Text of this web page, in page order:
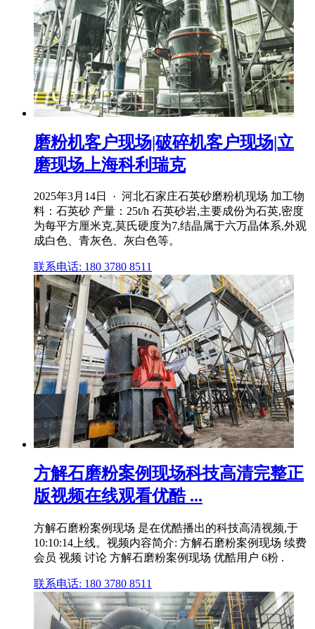
磨粉机客户现场|破碎机客户现场|立
磨现场上海科利瑞克
2025年3月14日 · 河北石家庄石英砂磨粉机现场 加工物
料：石英砂 产量：25t/h 石英砂岩,主要成份为石英,密度
为每平方厘米克,莫氏硬度为7,结晶属于六万晶体系,外观
成白色、青灰色、灰白色等。
联系电话: 180 3780 8511
方解石磨粉案例现场科技高清完整正
版视频在线观看优酷 ...
方解石磨粉案例现场 是在优酷播出的科技高清视频,于
10:10:14上线。视频内容简介: 方解石磨粉案例现场 续费
会员 视频 讨论 方解石磨粉案例现场 优酷用户 6粉 .
联系电话: 180 3780 8511